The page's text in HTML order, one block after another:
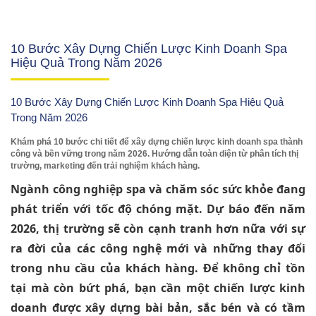
10 Bước Xây Dựng Chiến Lược Kinh Doanh Spa
Hiệu Quả Trong Năm 2026
10 Bước Xây Dựng Chiến Lược Kinh Doanh Spa Hiệu Quả
Trong Năm 2026
Khám phá 10 bước chi tiết để xây dựng chiến lược kinh doanh spa thành
công và bền vững trong năm 2026. Hướng dẫn toàn diện từ phân tích thị
trường, marketing đến trải nghiệm khách hàng.
Ngành công nghiệp spa và chăm sóc sức khỏe đang
phát triển với tốc độ chóng mặt. Dự báo đến năm
2026, thị trường sẽ còn cạnh tranh hơn nữa với sự
ra đời của các công nghệ mới và những thay đổi
trong nhu cầu của khách hàng. Để không chỉ tồn
tại mà còn bứt phá, bạn cần một chiến lược kinh
doanh được xây dựng bài bản, sắc bén và có tầm